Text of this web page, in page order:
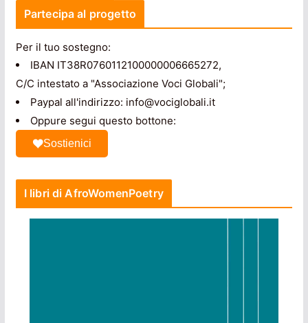
Partecipa al progetto
Per il tuo sostegno:
IBAN IT38R0760112100000006665272,
C/C intestato a "Associazione Voci Globali";
Paypal all'indirizzo: info@vociglobali.it
Oppure segui questo bottone:
Sostienici
I libri di AfroWomenPoetry